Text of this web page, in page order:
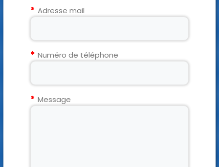
Adresse mail
Numéro de téléphone
Message